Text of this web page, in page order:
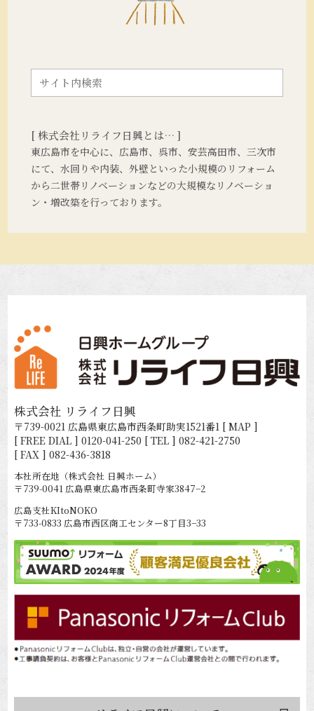
[ 株式会社リライフ日興とは… ]
東広島市を中心に、広島市、呉市、安芸高田市、三次市
にて、水回りや内装、外壁といった小規模のリフォーム
から二世帯リノベーションなどの大規模なリノベーショ
ン・増改築を行っております。
株式会社 リライフ日興
〒739-0021 広島県東広島市西条町助実1521番1 [ MAP ]
[ FREE DIAL ]0120-041-250 [ TEL ]082-421-2750
[ FAX ] 082-436-3818
本社所在地（株式会社 日興ホーム）
〒739-0041 広島県東広島市西条町寺家3847−2
広島支社KItoNOKO
〒733-0833 広島市西区商工センター8丁目3−33